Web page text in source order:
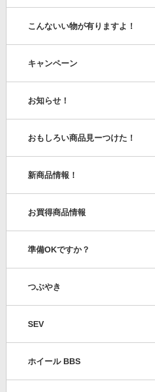
こんないい物が有りますよ！
キャンペーン
お知らせ！
おもしろい商品見ーつけた！
新商品情報！
お買得商品情報
準備OKですか？
つぶやき
SEV
ホイール BBS